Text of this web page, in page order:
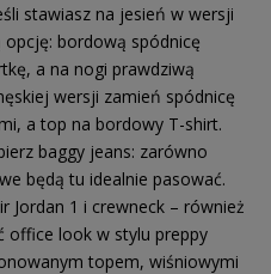
stawiasz na jesień w wersji
bordową spódnicę
a na nogi prawdziwą
wersji zamień spódnicę
a top na bordowy T-shirt.
baggy jeans: zarówno
będą tu idealnie pasować.
Jordan 1 i crewneck – również
office look w stylu preppy
topem, wiśniowymi